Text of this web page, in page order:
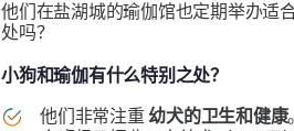
他们在盐湖城的瑜伽馆也定期举办适
处吗？
小狗和瑜伽有什么特别之处？
他们非常注重幼犬的卫生和健康